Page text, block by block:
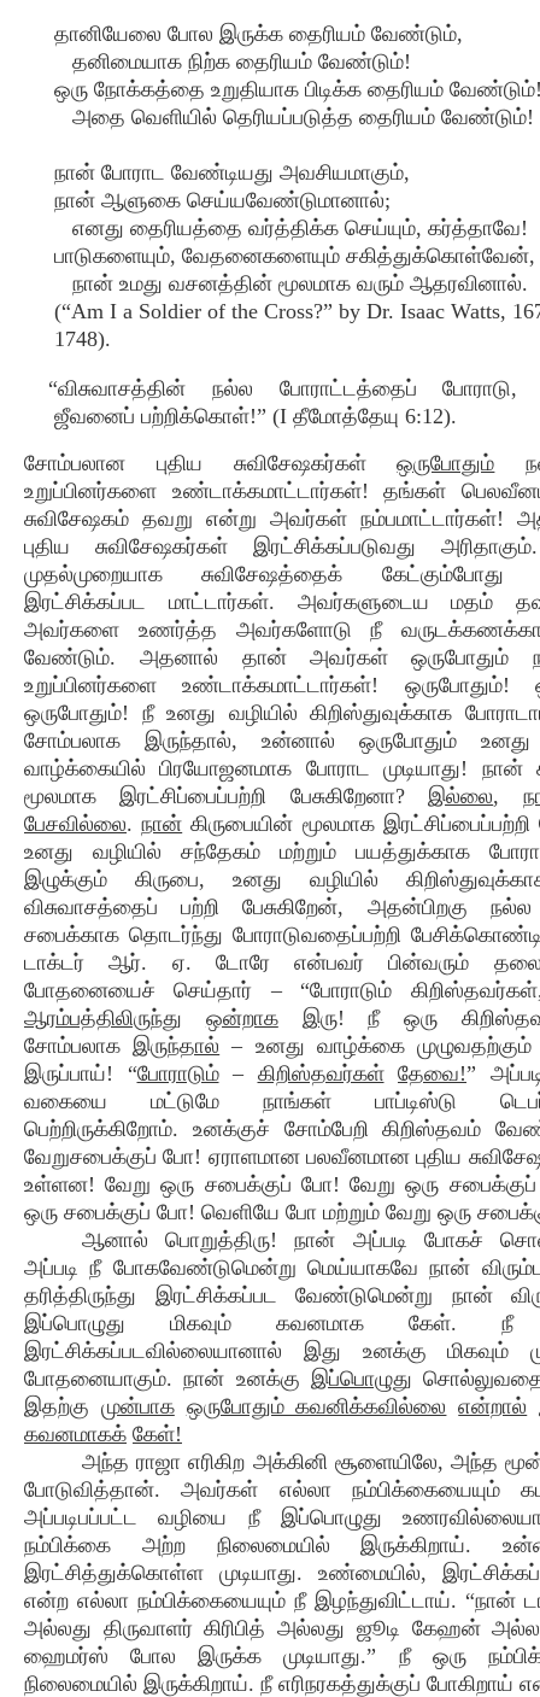
தானியேலை போல இருக்க தைரியம் வேண்டும்,
தனிமையாக நிற்க தைரியம் வேண்டும்!
ஒரு நோக்கத்தை உறுதியாக பிடிக்க தைரியம்
அதை வெளியில் தெரியப்படுத்த தைரியம் வேண்டும்!
நான் போராட வேண்டியது அவசியமாகும்,
நான் ஆளுகை செய்யவேண்டுமானால்;
எனது தைரியத்தை வர்த்திக்க செய்யும், கர்த்தாவே!
பாடுகளையும், வேதனைகளையும் சகித்துக்கொள்வேன்,
நான் உமது வசனத்தின் மூலமாக வரும் ஆதரவினால்.
(“Am I a Soldier of the Cross?” by Dr. Isaac Watts,
1748).
“விசுவாசத்தின் நல்ல போராட்டத்தைப் போராடு,
ஜீவனைப் பற்றிக்கொள்!” (I தீமோத்தேயு 6:12).
சோம்பலான புதிய சுவிசேஷகர்கள்ஒருபோதும்
உறுப்பினர்களை உண்டாக்கமாட்டார்கள்! தங்கள்
சுவிசேஷகம் தவறு என்று அவர்கள் நம்பமாட்டார்கள்!
புதிய சுவிசேஷகர்கள் இரட்சிக்கப்படுவது
முதல்முறையாக சுவிசேஷத்தைக்
இரட்சிக்கப்பட மாட்டார்கள். அவர்களுடைய மதம்
அவர்களை உணர்த்த அவர்களோடு நீ
வேண்டும். அதனால் தான் அவர்கள் ஒருபோதும்
உறுப்பினர்களை உண்டாக்கமாட்டார்கள்! ஒருபோதும்!
ஒருபோதும்! நீ உனது வழியில் கிறிஸ்துவுக்காக
சோம்பலாக இருந்தால், உன்னால் ஒருபோதும் உனது
வாழ்க்கையில் பிரயோஜனமாக போராட முடியாது! நான்
மூலமாக இரட்சிப்பைப்பற்றி பேசுகிறேனா?இல்லை,
பேசவில்லை.நான் கிருபையின் மூலமாக இரட்சிப்பைப்பற்றி
உனது வழியில் சந்தேகம் மற்றும் பயத்துக்காக
இழுக்கும் கிருபை, உனது வழியில்
விசுவாசத்தைப் பற்றி பேசுகிறேன், அதன்பிறகு
சபைக்காக தொடர்ந்து போராடுவதைப்பற்றி
டாக்டர் ஆர். ஏ. டோரே என்பவர் பின்வரும்
போதனையைச் செய்தார் – “போராடும்
ஆரம்பத்திலிருந்து
ஒன்றாக இரு! நீ ஒரு
சோம்பலாகஇருந்தால் – உனது வாழ்க்கை
இருப்பாய்! “போராடும்– கிறிஸ்தவர்கள் தேவை!”
வகையை மட்டுமே நாங்கள் பாப்டிஸ்டு
பெற்றிருக்கிறோம். உனக்குச் சோம்பேறி கிறிஸ்தவம்
வேறுசபைக்குப் போ! ஏராளமான பலவீனமான புதிய
உள்ளன! வேறு ஒரு சபைக்குப் போ! வேறு ஒரு
ஒரு சபைக்குப் போ! வெளியே போ மற்றும் வேறு ஒரு
ஆனால் பொறுத்திரு! நான் அப்படி போகச்
அப்படி நீ போகவேண்டுமென்று மெய்யாகவே நான்
தரித்திருந்து இரட்சிக்கப்பட வேண்டுமென்று நான்
இப்பொழுது மிகவும் கவனமாக கேள். நீ
இரட்சிக்கப்படவில்லையானால் இது உனக்கு மிகவும்
போதனையாகும். நான் உனக்கு இப்பொழுது
இதற்கு முன்பாக ஒருபோதும் கவனிக்கவில்லை என்றால்
கவனமாகக் கேள்!
அந்த ராஜா எரிகிற அக்கினி சூளையிலே, அந்த
போடுவித்தான். அவர்கள் எல்லா நம்பிக்கையையும்
அப்படிபப்பட்ட வழியை நீ இப்பொழுது
நம்பிக்கை அற்ற நிலைமையில் இருக்கிறாய்.
இரட்சித்துக்கொள்ள முடியாது. உண்மையில்,
என்ற எல்லா நம்பிக்கையையும் நீ இழந்துவிட்டாய். “நான்
அல்லது திருவாளர் கிரிபித் அல்லது ஜூடி கேஹன்
ஹைமர்ஸ் போல இருக்க முடியாது.” நீ ஒரு
நிலைமையில் இருக்கிறாய். நீ எரிநரகத்துக்குப் போகிறாய்